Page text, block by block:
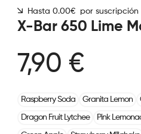
Hasta 0.00€ por suscripción
X-Bar 650 Lime
7,90 €
Raspberry Soda Granita Lemon
Dragon Fruit Lytchee Pink